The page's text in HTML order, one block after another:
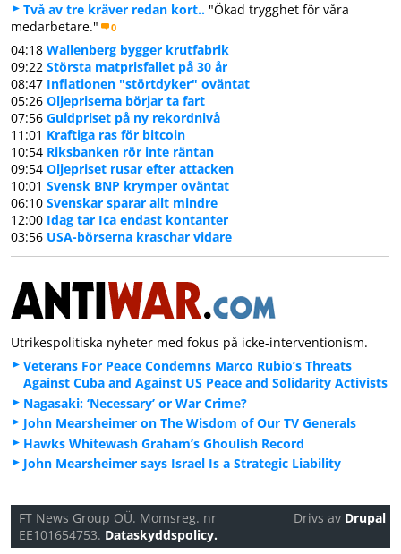
Två av tre kräver redan kort.. "Ökad trygghet för våra
medarbetare."
0
04:18 Wallenberg bygger krutfabrik
09:22 Största matprisfallet på 30 år
08:47 Inflationen "störtdyker" oväntat
05:26 Oljepriserna börjar ta fart
07:56 Guldpriset på ny rekordnivå
11:01 Kraftiga ras för bitcoin
10:54 Riksbanken rör inte räntan
09:54 Oljepriset rusar efter attacken
10:01 Svensk BNP krymper oväntat
06:10 Svenskar sparar allt mindre
12:00 Idag tar Ica endast kontanter
03:56 USA-börserna kraschar vidare
Utrikespolitiska nyheter med fokus på icke-interventionism.
Veterans For Peace Condemns Marco Rubio’s Threats
Against Cuba and Against US Peace and Solidarity Activists
Nagasaki: ‘Necessary’ or War Crime?
John Mearsheimer on The Wisdom of Our TV Generals
Hawks Whitewash Graham’s Ghoulish Record
John Mearsheimer says Israel Is a Strategic Liability
FT News Group OÜ. Momsreg. nr
EE101654753. Dataskyddspolicy.
Drivs av Drupal